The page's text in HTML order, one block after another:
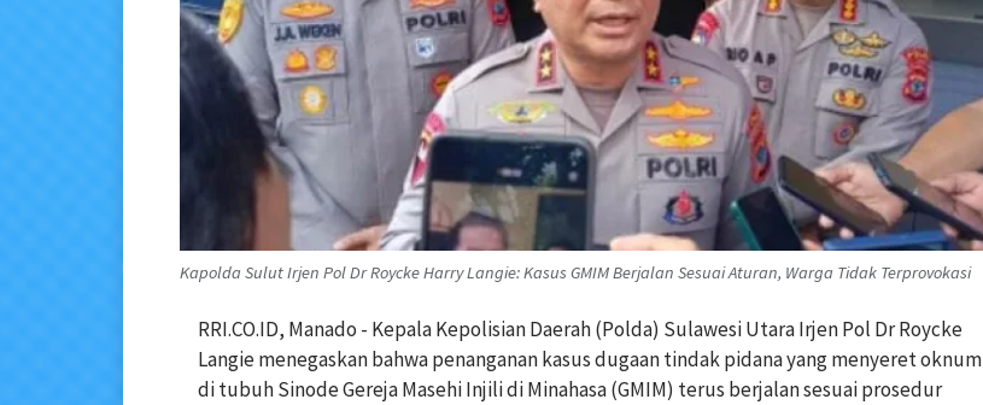
Kapolda Sulut Irjen Pol Dr Roycke Harry Langie: Kasus GMIM Berjalan Sesuai Aturan, Warga Tidak Terprovokasi
RRI.CO.ID, Manado - Kepala Kepolisian Daerah (Polda) Sulawesi Utara Irjen Pol Dr Roycke
Langie menegaskan bahwa penanganan kasus dugaan tindak pidana yang menyeret oknum
di tubuh Sinode Gereja Masehi Injili di Minahasa (GMIM) terus berjalan sesuai prosedur